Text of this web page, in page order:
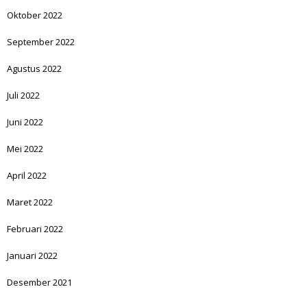
Oktober 2022
September 2022
Agustus 2022
Juli 2022
Juni 2022
Mei 2022
April 2022
Maret 2022
Februari 2022
Januari 2022
Desember 2021